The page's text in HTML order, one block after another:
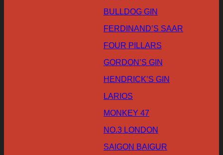
BULLDOG GIN
FERDINAND’S SAAR
FOUR PILLARS
GORDON’S GIN
HENDRICK’S GIN
LARIOS
MONKEY 47
NO.3 LONDON
SAIGON BAIGUR